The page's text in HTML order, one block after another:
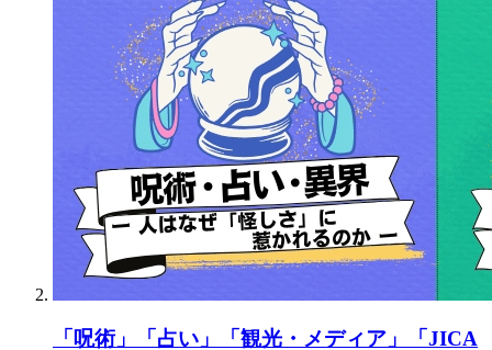
「呪術」「占い」「観光・メディア」「JICA